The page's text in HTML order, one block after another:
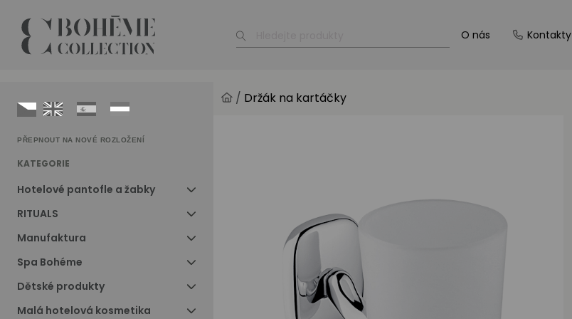
O nás Kontakty
PŘEPNOUT NA NOVÉ ROZLOŽENÍ
KATEGORIE
Hotelové pantofle a žabky
RITUALS
Manufaktura
Spa Bohéme
Dětské produkty
Malá hotelová kosmetika
/ Držák na kartáčky